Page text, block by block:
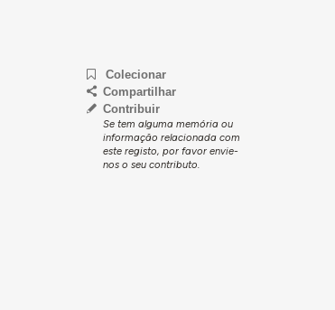
Colecionar
Compartilhar
Contribuir
Se tem alguma memória ou
informação relacionada com
este registo, por favor envie-
nos o seu contributo.